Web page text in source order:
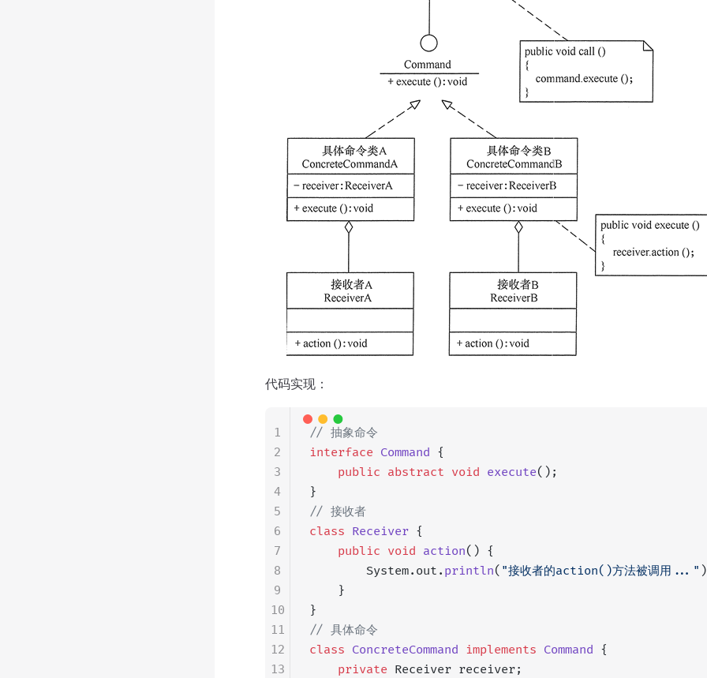
代码实现：
// 抽象命令
interface Command {
    public
abstract void execute();
}
// 接收者
class Receiver {
    public
void action() {
        System.out.
println( "接收者的action()方法被调用..."
    }
}
// 具体命令
class ConcreteCommand implements Command {
    private
Receiver receiver;
1
2
3
4
5
6
7
8
9
10
11
12
13